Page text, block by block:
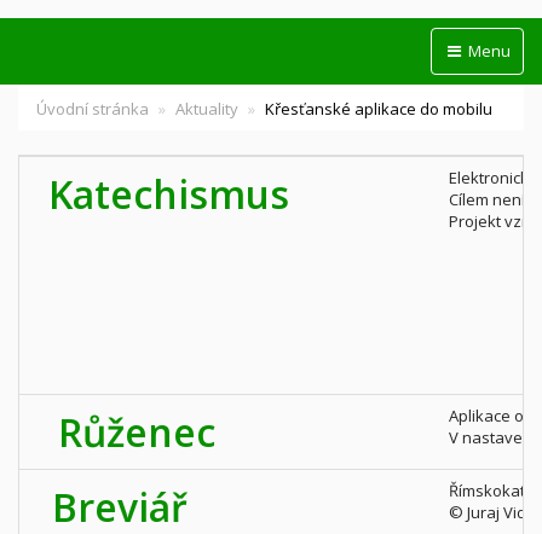
Menu
Úvodní stránka Aktuality Křesťanské aplikace do mobilu
Katechismus
Cílem není
Projekt
Růženec
Aplikace
V nastavení
Breviář
© Juraj